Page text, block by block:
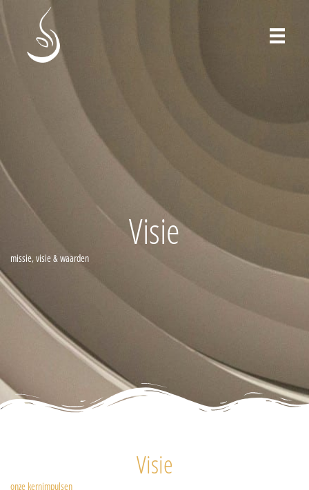
Visie
missie, visie & waarden
Visie
onze kernimpulsen